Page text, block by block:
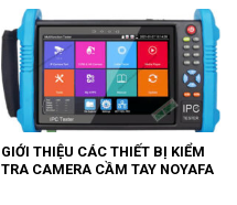
GIỚI THIỆU CÁC THIẾT BỊ KIỂM
TRA CAMERA CẦM TAY NOYAFA